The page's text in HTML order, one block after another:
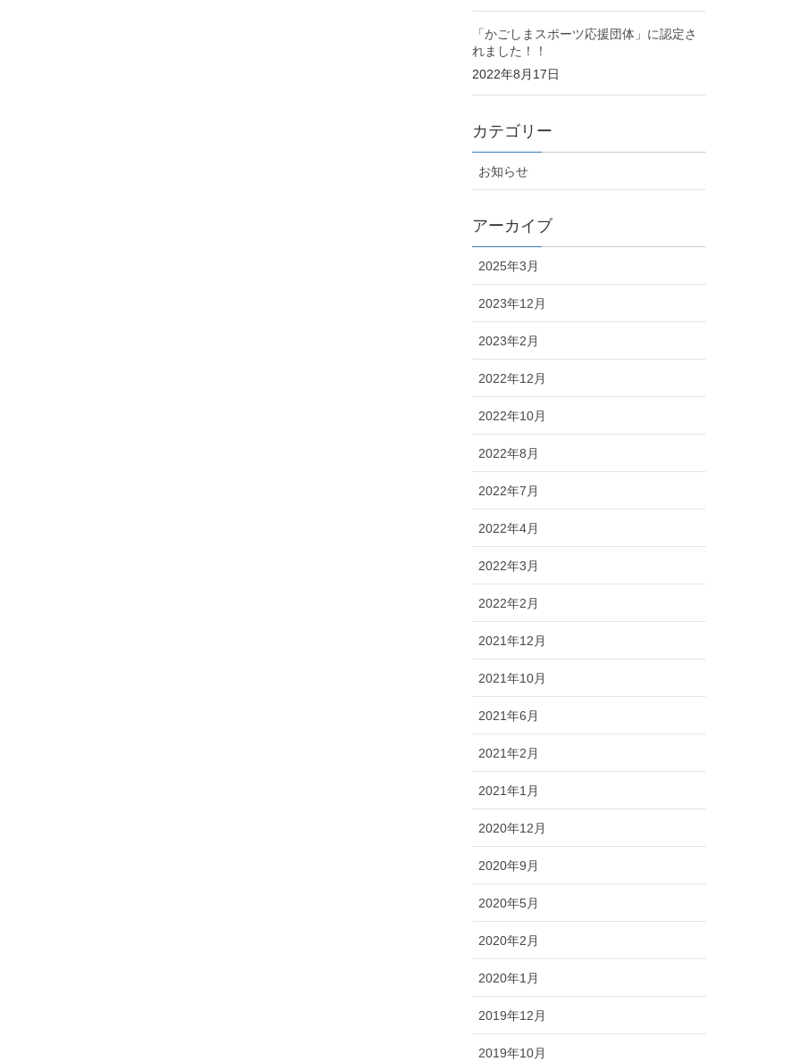
「かごしまスポーツ応援団体」に認定さ
れました！！
2022年8月17日
カテゴリー
お知らせ
アーカイブ
2025年3月
2023年12月
2023年2月
2022年12月
2022年10月
2022年8月
2022年7月
2022年4月
2022年3月
2022年2月
2021年12月
2021年10月
2021年6月
2021年2月
2021年1月
2020年12月
2020年9月
2020年5月
2020年2月
2020年1月
2019年12月
2019年10月